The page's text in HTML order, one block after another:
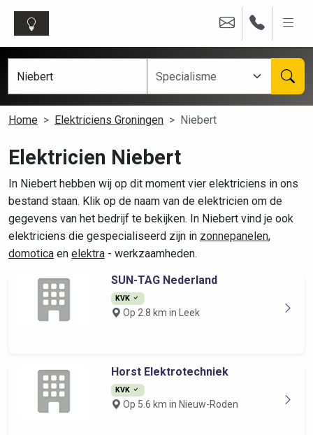
Home Elektriciens Groningen Niebert
Elektricien Niebert
In Niebert hebben wij op dit moment vier elektriciens in ons
bestand staan. Klik op de naam van de elektricien om de
gegevens van het bedrijf te bekijken. In Niebert vind je ook
elektriciens die gespecialiseerd zijn in zonnepanelen,
domotica en elektra - werkzaamheden.
SUN-TAG Nederland
KVK
Op 2.8 km in Leek
Horst Elektrotechniek
KVK
Op 5.6 km in Nieuw-Roden